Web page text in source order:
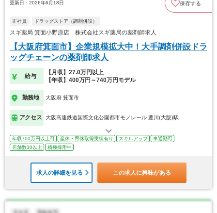
更新日：2026年6月18日 保存する
正社員 ドラッグストア（調剤併設）
スギ薬局 箕面小野原店 株式会社スギ薬局の薬剤師求人
【大阪府箕面市】企業規模拡大中！大手調剤併設ドラ
ッグチェーンの薬剤師求人
給与
【月収】27.0万円以上
【年収】400万円～740万円モデル
勤務地 大阪府 箕面市
アクセス 大阪高速鉄道国際文化公園都市モノレール 豊川(大阪)駅
年収700万円以上可 産休・育休取得実績有り スキルアップ
車通勤可
店舗数30以上
積極採用中
求人の詳細を見る この求人に興味がある